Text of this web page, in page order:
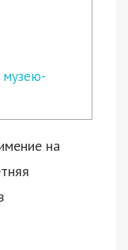
музею-
на